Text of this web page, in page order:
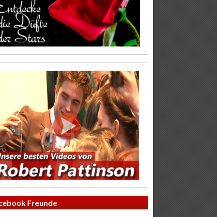
Freunde